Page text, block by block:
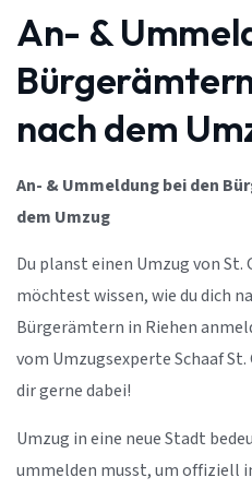
An- &
nach dem
An- & Ummeldung bei den
dem Umzug
Du planst einen Umzug von St.
möchtest wissen, wie du dich
Bürgerämtern in Riehen
vom Umzugsexperte Schaaf
dir gerne dabei!
Umzug in eine neue Stadt
ummelden musst, um offiziell